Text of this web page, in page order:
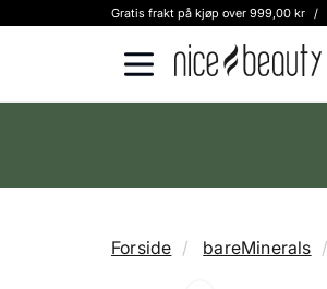
Gratis frakt på kjøp over 999,00 kr /
Forside bareMinerals